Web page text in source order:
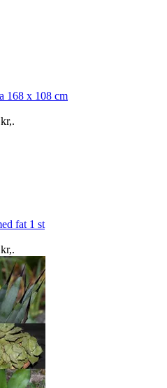
168 x 108 cm
,.
fat 1 st
,.